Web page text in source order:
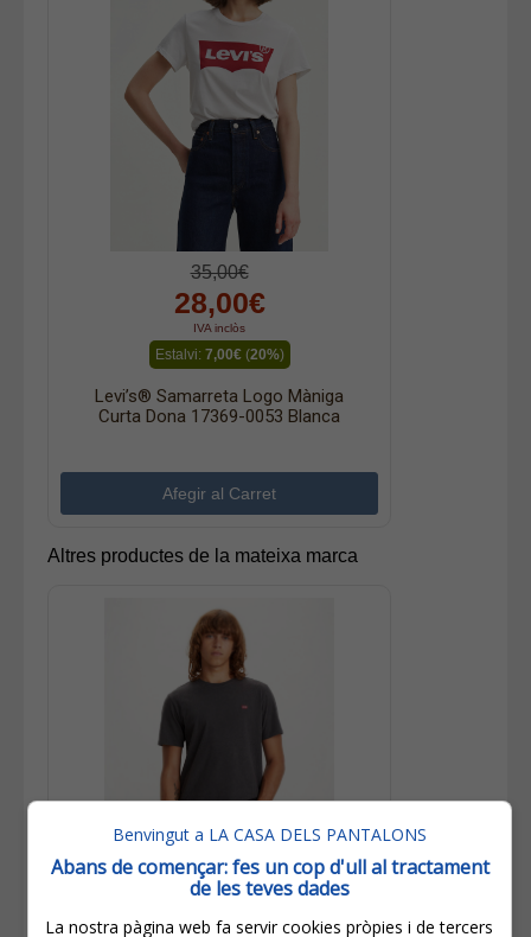
35,00€
28,00€
IVA inclòs
Estalvi: 7,00€(20%)
Levi’s® Samarreta Logo Màniga
Curta Dona 17369-0053 Blanca
Altres productes de la mateixa marca
Benvingut a LA CASA DELS PANTALONS
Abans de començar: fes un cop d'ull al tractament
de les teves dades
La nostra pàgina web fa servir cookies pròpies i de tercers